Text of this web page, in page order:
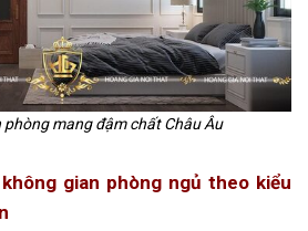
phòng mang đậm chất Châu Âu
gian phòng ngủ theo kiểu